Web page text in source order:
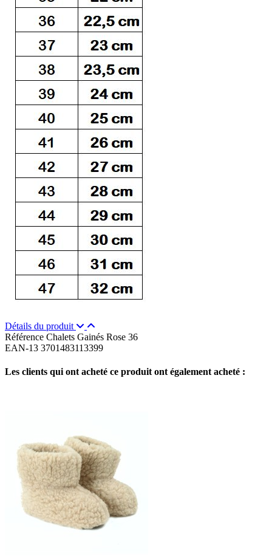
Détails du produit
Référence Chalets Gainés Rose 36
EAN-13 3701483113399
Les clients qui ont acheté ce produit ont également acheté :